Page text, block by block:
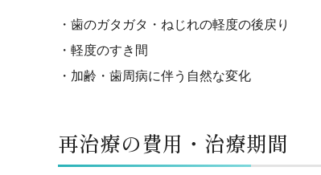
・歯のガタガタ・ねじれの軽度の後戻り
・軽度のすき間
・加齢・歯周病に伴う自然な変化
再治療の費用・治療期間